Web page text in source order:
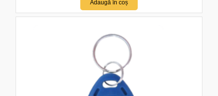
Adaugă în coș